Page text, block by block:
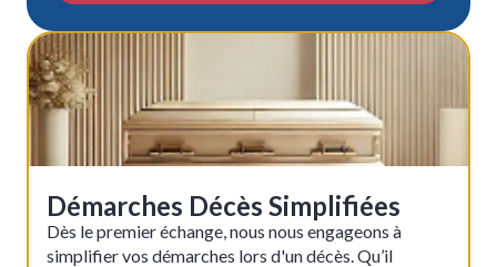
Démarches Décès Simplifiées
Dès le premier échange, nous nous engageons à
simplifier vos démarches lors d'un décès. Qu’il